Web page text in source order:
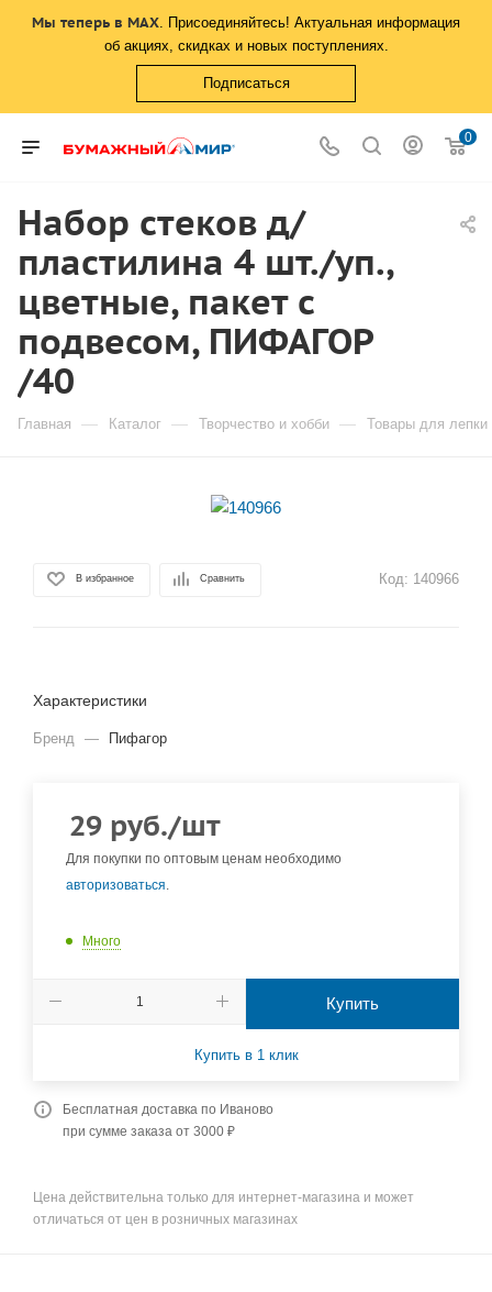
Мы теперь в MAX. Присоединяйтесь! Актуальная информация
об акциях, скидках и новых поступлениях.
Подписаться
0
Набор стеков д/
пластилина 4 шт./уп.,
цветные, пакет с
подвесом, ПИФАГОР
/40
Главная — Каталог — Творчество и хобби — Товары для лепки
В избранное Сравнить Код: 140966
Характеристики
Бренд — Пифагор
29 руб./шт
Для покупки по оптовым ценам необходимо
авторизоваться.
Много
Купить
Купить в 1 клик
Бесплатная доставка по Иваново
при сумме заказа от 3000 ₽
Цена действительна только для интернет-магазина и может
отличаться от цен в розничных магазинах